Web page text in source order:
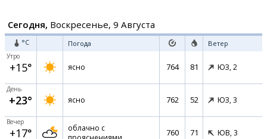
Сегодня, Воскресенье, 9 Августа
°C Погода Ветер
Утро
+15° ясно 764 81 ЮЗ, 2
День
+23° ясно 762 52 ЮЗ, 3
Вечер
+17°
облачно с
760 71 ЮВ, 3